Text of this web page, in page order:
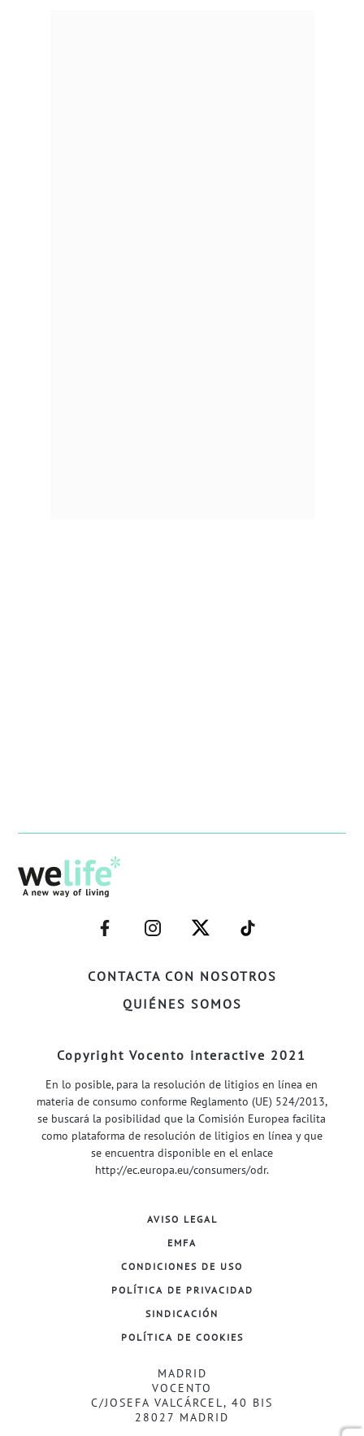
CONTACTA CON NOSOTROS
QUIÉNES SOMOS
–
FACEBOOK–
–
INSTAGRAM–
–
TWITTER–
–
WELIFE–
Copyright Vocento interactive 2021
En lo posible, para la resolución de litigios en línea en
materia de consumo conforme Reglamento (UE) 524/2013,
se buscará la posibilidad que la Comisión Europea facilita
como plataforma de resolución de litigios en línea y que
se encuentra disponible en el enlace
http://ec.europa.eu/consumers/odr.
AVISO LEGAL
EMFA
CONDICIONES DE USO
POLÍTICA DE PRIVACIDAD
SINDICACIÓN
POLÍTICA DE COOKIES
MADRID
VOCENTO
C/JOSEFA VALCÁRCEL, 40 BIS
28027 MADRID